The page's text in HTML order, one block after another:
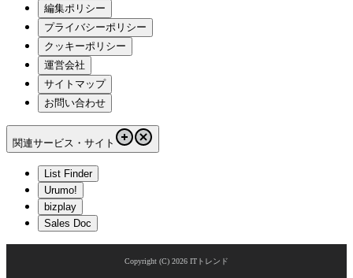
編集ポリシー
プライバシーポリシー
クッキーポリシー
運営会社
サイトマップ
お問い合わせ
関連サービス・サイト
List Finder
Urumo!
bizplay
Sales Doc
Copyright (C) 2026 ITトレンド